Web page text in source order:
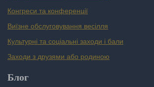
Конгреси та конференції
Виїзне обслуговування весілля
Культурні та соціальні заходи і бали
Заходи з друзями або родиною
Блог